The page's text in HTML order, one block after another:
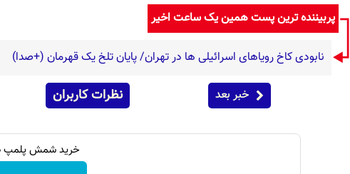
پربیننده ترین پست همین یک ساعت اخیر
نابودی کاخ رویاهای اسرائیلی ها در تهران/ پایان تلخ یک قهرمان (+صدا)
خبر بعد نظرات کاربران
خرید شمش پلمپ طلاسی، از